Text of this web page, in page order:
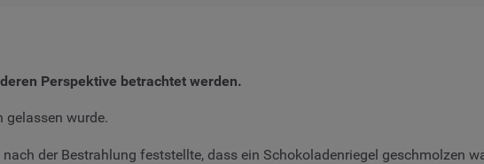
Perspektive betrachtet werden.
gelassen wurde.
der Bestrahlung feststellte, dass ein Schokoladenriegel geschmolzen